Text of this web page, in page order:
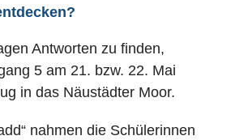
Antworten zu finden,
5 am 21. bzw. 22. Mai
in das Näustädter Moor.
nahmen die Schülerinnen